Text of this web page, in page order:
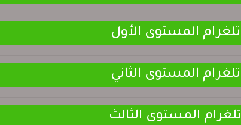
تلغرام المستوى الأول
تلغرام المستوى الثاني
تلغرام المستوى الثالث